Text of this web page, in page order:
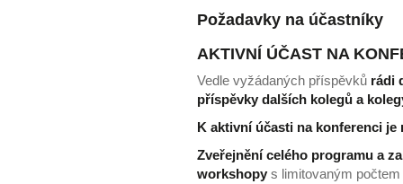
Požadavky na účastníky
AKTIVNÍ ÚČAST NA
Vedle vyžádaných příspěvků rádi
příspěvky dalších kolegů a
K aktivní účasti na konferenci je
Zveřejnění celého programu a
workshopy s limitovaným